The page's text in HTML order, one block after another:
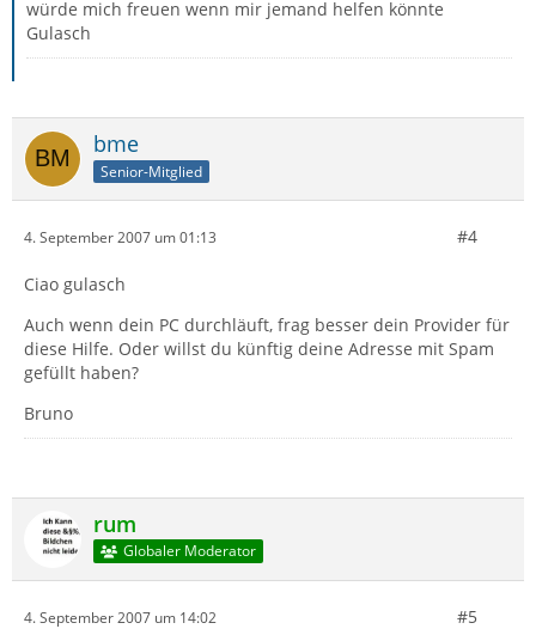
würde mich freuen wenn mir jemand helfen könnte
Gulasch
bme
Senior-Mitglied
4. September 2007 um 01:13 #4
Ciao gulasch
Auch wenn dein PC durchläuft, frag besser dein Provider für
diese Hilfe. Oder willst du künftig deine Adresse mit Spam
gefüllt haben?
Bruno
rum
Globaler Moderator
4. September 2007 um 14:02 #5